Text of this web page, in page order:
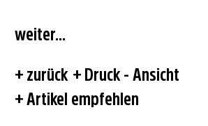
zurück
Druck - Ansicht
Artikel empfehlen